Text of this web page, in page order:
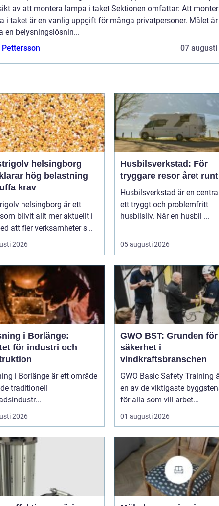
av att montera lampa i taket Sektionen omfattar: Att
i taket är en vanlig uppgift för många privatpersoner. Målet
en belysningslösnin...
07 augusti
helsingborg
hög belastning
krav
helsingborg är ett
blivit allt mer aktuellt i
att fler verksamheter s...
2026
Husbilsverkstad: För
tryggare resor året runt
Husbilsverkstad är en
ett tryggt och problemfritt
husbilsliv. När en husbil ...
05 augusti 2026
i Borlänge:
för industri och
i Borlänge är ett område
traditionell
2026
GWO BST: Grunden för
säkerhet i
vindkraftsbranschen
GWO Basic Safety Training
en av de viktigaste
för alla som vill arbet...
01 augusti 2026